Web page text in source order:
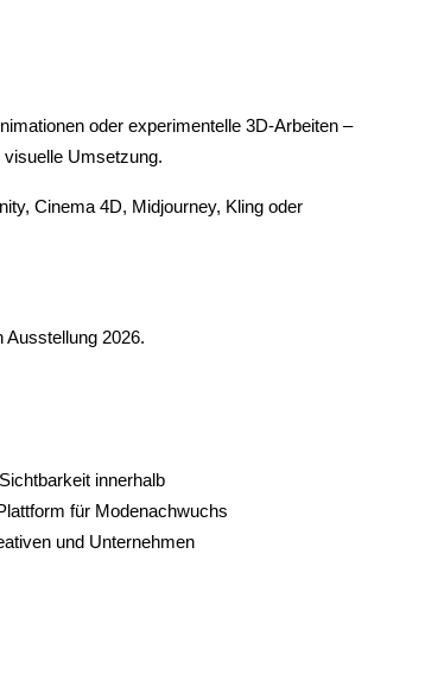
oder experimentelle 3D-Arbeiten –
Umsetzung.
Cinema 4D, Midjourney, Kling oder
Ausstellung 2026.
innerhalb
für Modenachwuchs
und Unternehmen